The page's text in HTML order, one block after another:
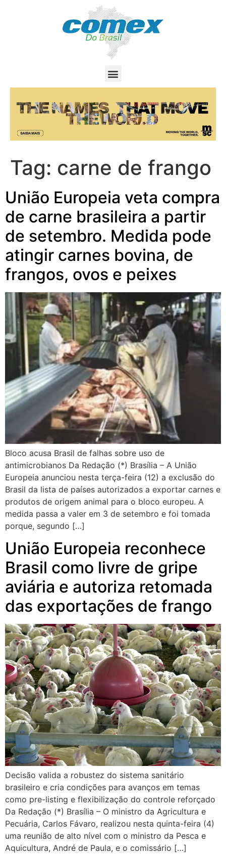
Tag: carne de frango
União Europeia veta compra
de carne brasileira a partir
de setembro. Medida pode
atingir carnes bovina, de
frangos, ovos e peixes
Bloco acusa Brasil de falhas sobre uso de
antimicrobianos Da Redação (*) Brasília – A União
Europeia anunciou nesta terça-feira (12) a exclusão do
Brasil da lista de países autorizados a exportar carnes e
produtos de origem animal para o bloco europeu. A
medida passa a valer em 3 de setembro e foi tomada
porque, segundo […]
União Europeia reconhece
Brasil como livre de gripe
aviária e autoriza retomada
das exportações de frango
Decisão valida a robustez do sistema sanitário
brasileiro e cria condições para avanços em temas
como pre-listing e flexibilização do controle reforçado
Da Redação (*) Brasília – O ministro da Agricultura e
Pecuária, Carlos Fávaro, realizou nesta quinta-feira (4)
uma reunião de alto nível com o ministro da Pesca e
Aquicultura, André de Paula, e o comissário […]